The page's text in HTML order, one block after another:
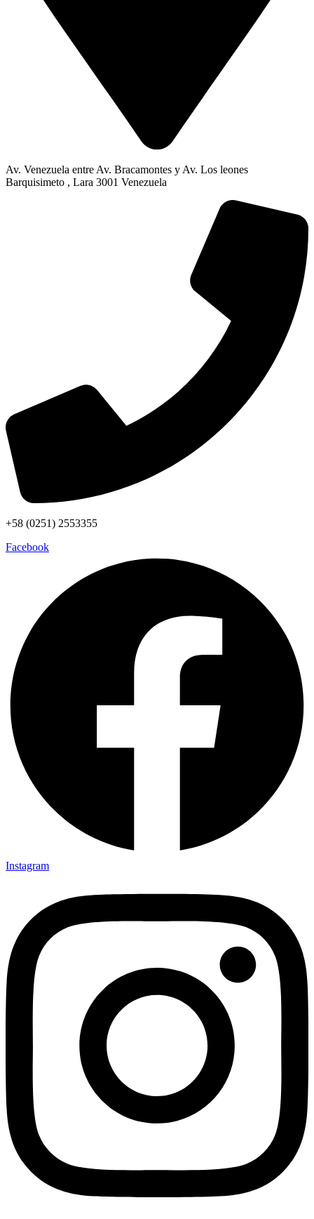
Av. Venezuela entre Av. Bracamontes y Av. Los leones
Barquisimeto , Lara 3001 Venezuela
+58 (0251) 2553355
Facebook
Instagram